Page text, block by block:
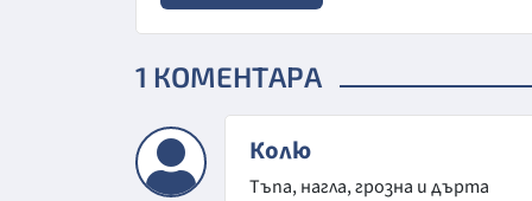
1 КОМЕНТАРА
Колю
Тъпа, нагла, грозна и дърта